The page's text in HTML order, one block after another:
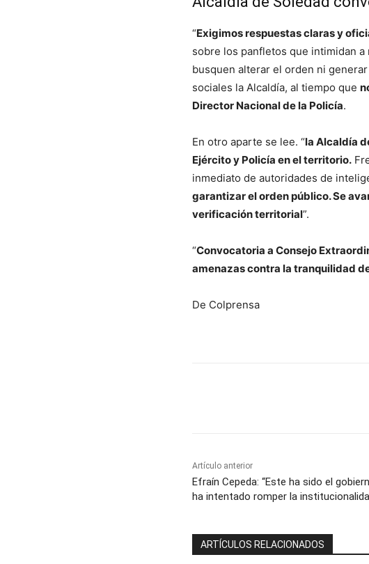
“Exigimos respuestas claras y
sobre los panfletos que intimidan
busquen alterar el orden ni
sociales la Alcaldía, al tiempo que
Director Nacional de la Policía.
En otro aparte se lee. “la Alcaldía
Ejército y Policía en el territorio.
inmediato de autoridades de
garantizar el orden público. Se
verificación territorial”.
“Convocatoria a Consejo
amenazas contra la tranquilidad
De Colprensa
Artículo anterior
Efraín Cepeda: “Este ha sido el
ha intentado romper la
ARTÍCULOS RELACIONADOS